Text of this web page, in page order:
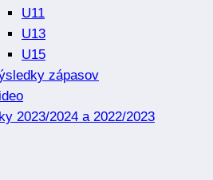
U11
U13
U15
zápasov
2023/2024 a 2022/2023